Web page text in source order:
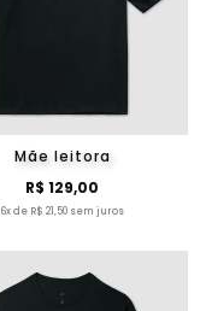
Mãe leitora
R$ 129,00
6x de R$ 21,50 sem juros